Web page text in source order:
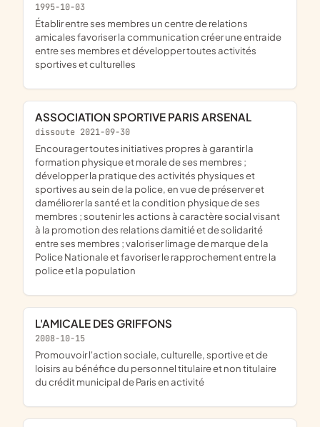
1995-10-03
établir entre ses membres un centre de relations
amicales favoriser la communication créer une entraide
entre ses membres et développer toutes activités
sportives et culturelles
ASSOCIATION SPORTIVE PARIS ARSENAL
dissoute 2021-09-30
encourager toutes initiatives propres à garantir la
formation physique et morale de ses membres ;
développer la pratique des activités physiques et
sportives au sein de la police, en vue de préserver et
daméliorer la santé et la condition physique de ses
membres ; soutenir les actions à caractère social visant
à la promotion des relations damitié et de solidarité
entre ses membres ; valoriser limage de marque de la
Police Nationale et favoriser le rapprochement entre la
police et la population
L'AMICALE DES GRIFFONS
2008-10-15
promouvoir l'action sociale, culturelle, sportive et de
loisirs au bénéfice du personnel titulaire et non titulaire
du crédit municipal de Paris en activité